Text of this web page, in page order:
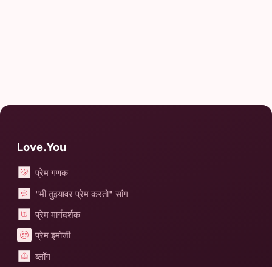
Love.You
प्रेम गणक
"मी तुझ्यावर प्रेम करतो" सांग
प्रेम मार्गदर्शक
प्रेम इमोजी
ब्लॉग